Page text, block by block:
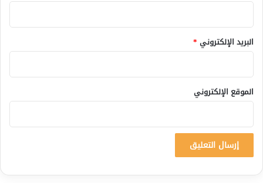
البريد الإلكتروني *
الموقع الإلكتروني